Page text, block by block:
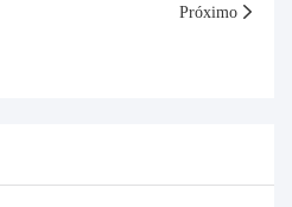
Próximo